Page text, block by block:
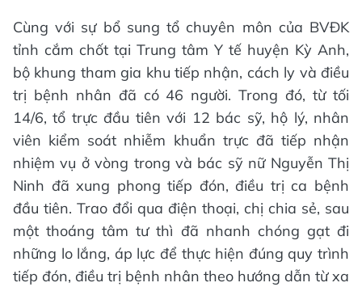
Cùng với sự bổ sung tổ chuyên môn của BVĐK
tỉnh cắm chốt tại Trung tâm Y tế huyện Kỳ Anh,
bộ khung tham gia khu tiếp nhận, cách ly và điều
trị bệnh nhân đã có 46 người. Trong đó, từ tối
14/6, tổ trực đầu tiên với 12 bác sỹ, hộ lý, nhân
viên kiểm soát nhiễm khuẩn trực đã tiếp nhận
nhiệm vụ ở vòng trong và bác sỹ nữ Nguyễn Thị
Ninh đã xung phong tiếp đón, điều trị ca bệnh
đầu tiên. Trao đổi qua điện thoại, chị chia sẻ, sau
một thoáng tâm tư thì đã nhanh chóng gạt đi
những lo lắng, áp lực để thực hiện đúng quy trình
tiếp đón, điều trị bệnh nhân theo hướng dẫn từ xa